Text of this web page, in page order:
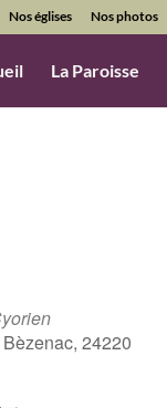
Nos églises Nos photos
La Paroisse
24220